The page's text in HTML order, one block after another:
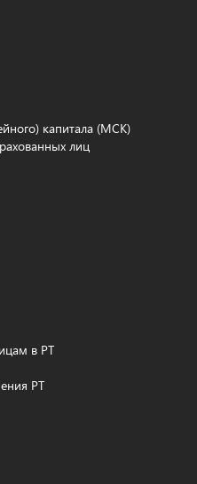
капитала (МСК)
лиц
в РТ
РТ